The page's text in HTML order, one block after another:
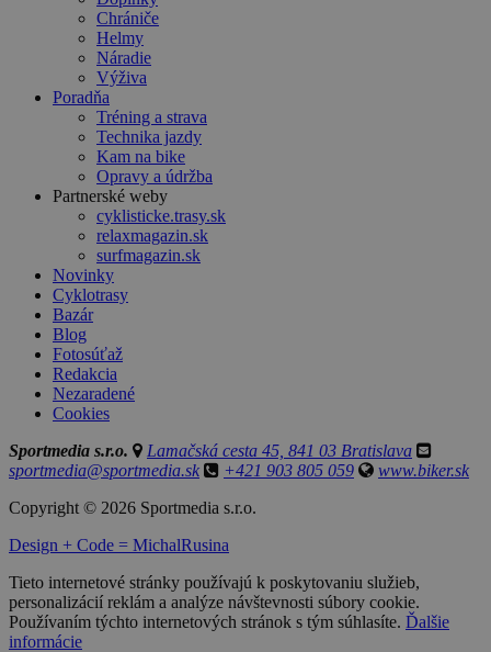
Chrániče
Helmy
Náradie
Výživa
Poradňa
Tréning a strava
Technika jazdy
Kam na bike
Opravy a údržba
Partnerské weby
cyklisticke.trasy.sk
relaxmagazin.sk
surfmagazin.sk
Novinky
Cyklotrasy
Bazár
Blog
Fotosúťaž
Redakcia
Nezaradené
Cookies
Sportmedia s.r.o.
Lamačská cesta 45, 841 03 Bratislava
sportmedia@sportmedia.sk
+421 903 805 059
www.biker.sk
Copyright © 2026 Sportmedia s.r.o.
Design + Code = MichalRusina
Tieto internetové stránky používajú k poskytovaniu služieb,
personalizácií reklám a analýze návštevnosti súbory cookie.
Používaním týchto internetových stránok s tým súhlasíte. Ďalšie
informácie